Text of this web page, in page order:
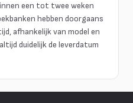
een tot twee weken
hebben doorgaans
afhankelijk van model en
duidelijk de leverdatum